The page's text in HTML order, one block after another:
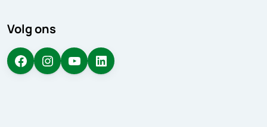
Volg ons
Facebook Instagram YouTube LinkedIn